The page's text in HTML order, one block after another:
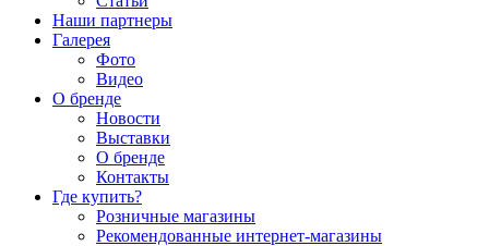
Наши партнеры
Галерея
Фото
Видео
О бренде
Новости
Выставки
О бренде
Контакты
Где купить?
Розничные магазины
Рекомендованные интернет-магазины